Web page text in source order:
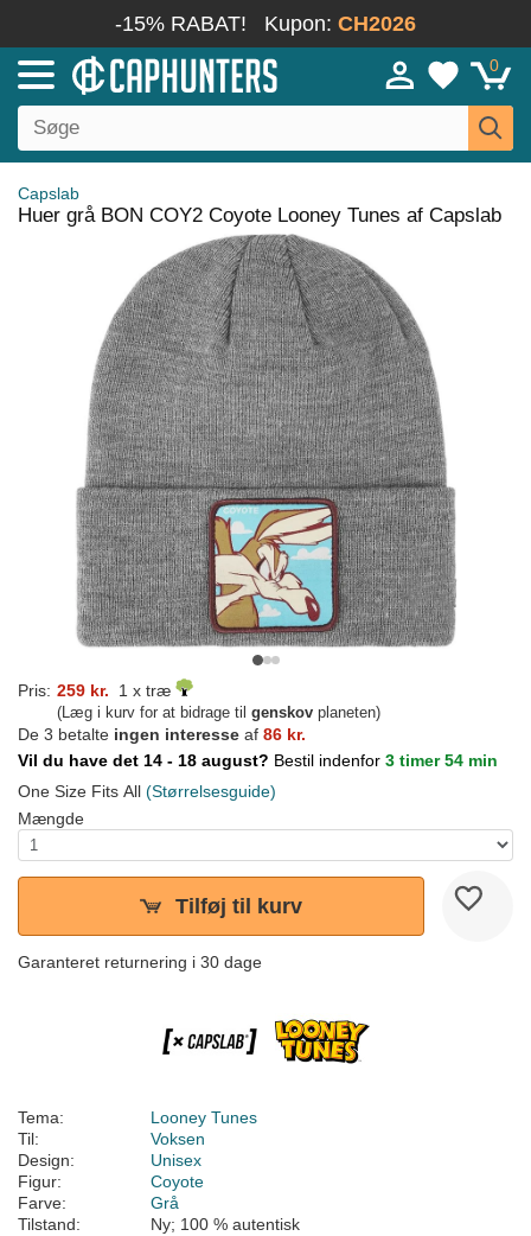
-15% RABAT! Kupon: CH2026
0
Capslab
Huer grå BON COY2 Coyote Looney Tunes af Capslab
Pris: 259 kr. 1 x træ
(Læg i kurv for at bidrage til genskov planeten)
De 3 betalte ingen interesse af 86 kr.
Vil du have det 14 - 18 august? Bestil indenfor 3 timer 54 min
One Size Fits All (Størrelsesguide)
Mængde
Tilføj til kurv
Garanteret returnering i 30 dage
Tema:
Looney Tunes
Til:
Voksen
Design:
Unisex
Figur:
Coyote
Farve:
Grå
Tilstand:
Ny; 100 % autentisk